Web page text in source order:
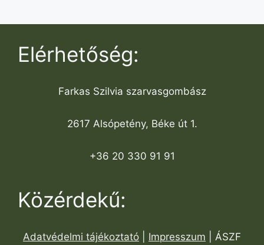
Elérhetőség:
Farkas Szilvia szarvasgombász
2617 Alsópetény, Béke út 1.
+36 20 330 91 91
Közérdekű:
Adatvédelmi tájékoztató Impresszum | ÁSZF